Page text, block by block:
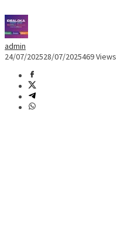
admin
24/07/202528/07/2025469 Views